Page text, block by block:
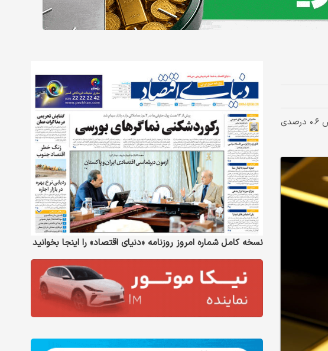
امروز قیمت طلا افزایش را تجربه کرده است و به ۳,۳۳۱ (سه هزار و سیصد و سی و یک) دلار رسید که نسبت به روز قبل ، افزایش ۰.۶ درصدی
نسخه کامل شماره امروز روزنامه «دنیای‌ اقتصاد» را اینجا بخوانید